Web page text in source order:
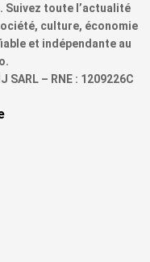
toute l’actualité
culture, économie
et indépendante au
– RNE : 1209226C